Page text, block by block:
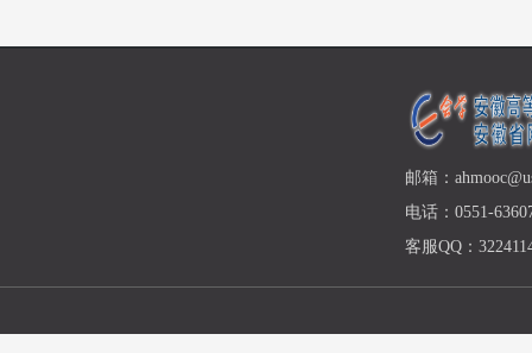
邮箱：
电话：0551-
客服QQ：